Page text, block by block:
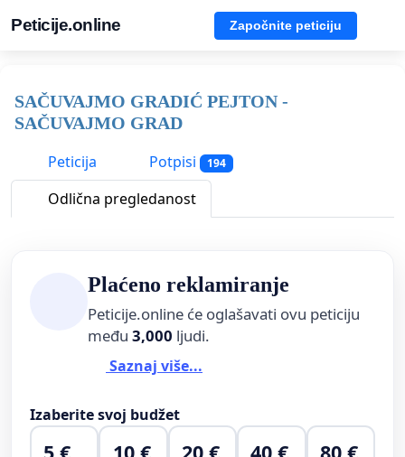
Peticije.online Započnite peticiju
SAČUVAJMO GRADIĆ PEJTON -
SAČUVAJMO GRAD
Peticija
Potpisi 194
Odlična pregledanost
Plaćeno reklamiranje
Peticije.online će oglašavati ovu peticiju
među 3,000 ljudi.
Saznaj više...
Izaberite svoj budžet